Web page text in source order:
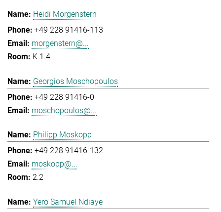
Heidi Morgenstern
+49 228 91416-113
morgenstern@...
K 1.4
Georgios Moschopoulos
+49 228 91416-0
moschopoulos@...
Philipp Moskopp
+49 228 91416-132
moskopp@...
2.2
Yero Samuel Ndiaye